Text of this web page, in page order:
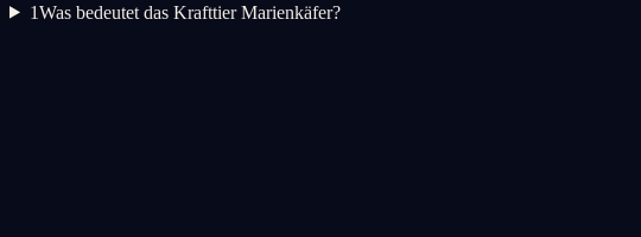
1Was bedeutet das Krafttier Marienkäfer?